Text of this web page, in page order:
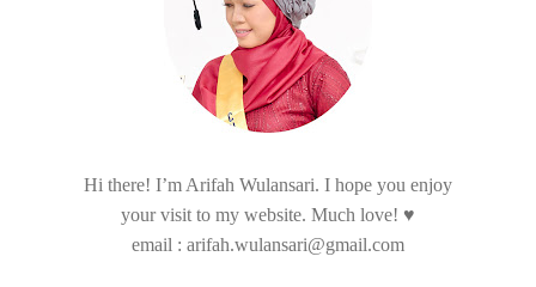
Hi there! I’m Arifah Wulansari. I hope you enjoy
your visit to my website. Much love! ♥
email : arifah.wulansari@gmail.com